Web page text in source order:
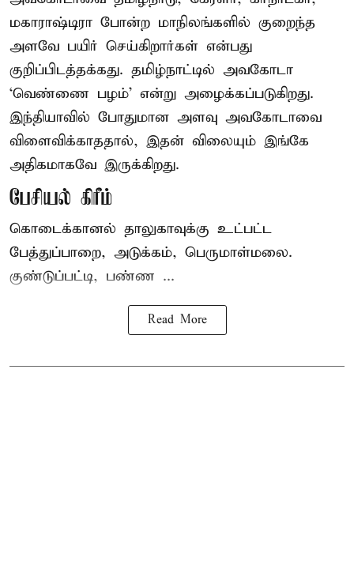
மகாராஷ்டிரா போன்ற மாநிலங்களில் குறைந்த
அளவே பயிர் செய்கிறார்கள் என்பது
குறிப்பிடத்தக்கது. தமிழ்நாட்டில் அவகோடா
‘வெண்ணை பழம்’ என்று அழைக்கப்படுகிறது.
இந்தியாவில் போதுமான அளவு அவகோடாவை
விளைவிக்காததால், இதன் விலையும் இங்கே
அதிகமாகவே இருக்கிறது.
பேசியல் கிரீம்
கொடைக்கானல் தாலுகாவுக்கு உட்பட்ட
பேத்துப்பாறை, அடுக்கம், பெருமாள்மலை.
குண்டுப்பட்டி, பண்ண ...
Read More